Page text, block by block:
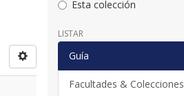
Esta colección
LISTAR
Guía
Facultades & Colecciones